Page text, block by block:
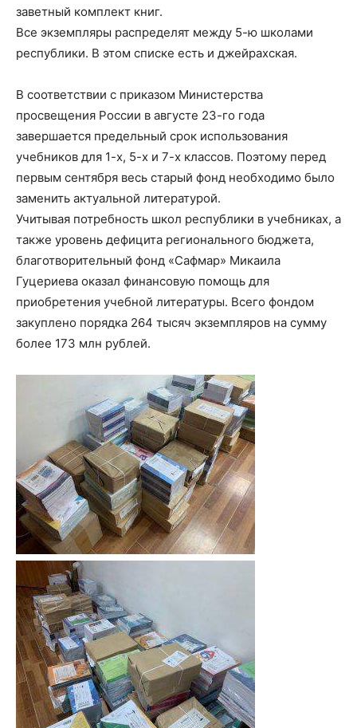
заветный комплект книг.
Все экземпляры распределят между 5-ю школами
республики. В этом списке есть и джейрахская.
В соответствии с приказом Министерства
просвещения России в августе 23-го года
завершается предельный срок использования
учебников для 1-х, 5-х и 7-х классов. Поэтому перед
первым сентября весь старый фонд необходимо было
заменить актуальной литературой.
Учитывая потребность школ республики в учебниках, а
также уровень дефицита регионального бюджета,
благотворительный фонд «Сафмар» Микаила
Гуцериева оказал финансовую помощь для
приобретения учебной литературы. Всего фондом
закуплено порядка 264 тысяч экземпляров на сумму
более 173 млн рублей.